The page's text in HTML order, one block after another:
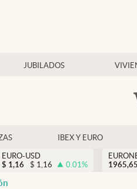
JUBILADOS
IBEX Y EURO
EURO-USD
$ 1,16 $ 1,16 0.01%
1965,65